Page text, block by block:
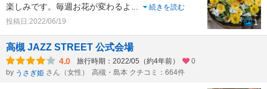
楽しみです。毎週お花が変わるよ
続きを読む
投稿日:2022/06/19
1
高槻 JAZZ STREET 公式会場
4.0 旅行時期：2022/05（約4年前）
0
by うさぎ姫 さん（女性） 高槻・島本 クチコミ：664件